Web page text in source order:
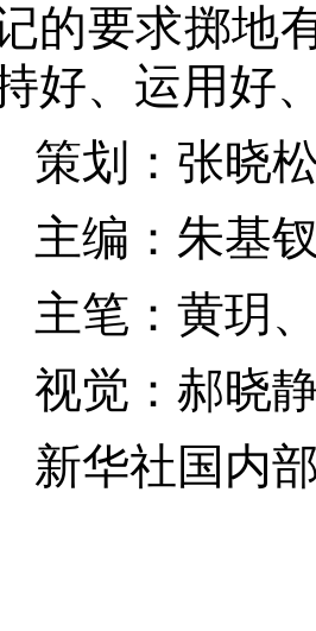
的要求掷地
好、运用好
策划：张晓
主编：朱基
主笔：黄玥
视觉：郝晓
新华社国内